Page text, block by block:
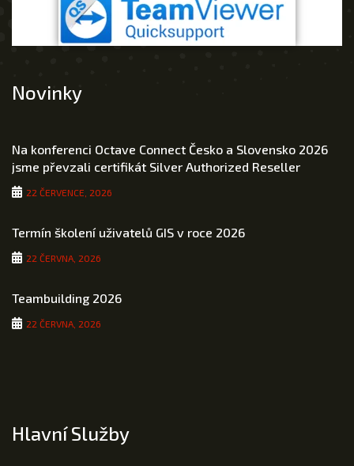
Novinky
Na konferenci Octave Connect Česko a Slovensko 2026
jsme převzali certifikát Silver Authorized Reseller
22 ČERVENCE, 2026
Termín školení uživatelů GIS v roce 2026
22 ČERVNA, 2026
Teambuilding 2026
22 ČERVNA, 2026
Hlavní Služby